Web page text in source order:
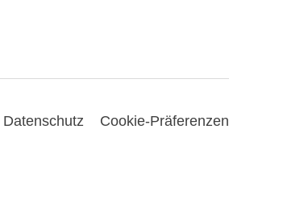
Datenschutz Cookie-Präferenzen